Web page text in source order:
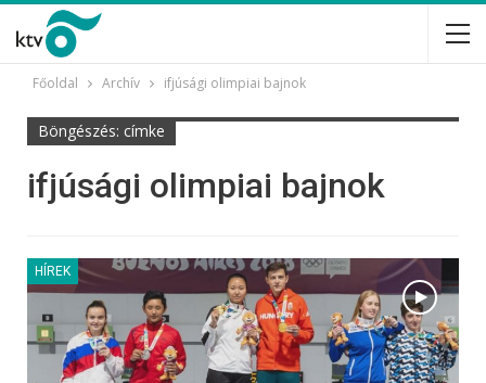
Főoldal Archív ifjúsági olimpiai bajnok
Böngészés: címke
ifjúsági olimpiai bajnok
HÍREK